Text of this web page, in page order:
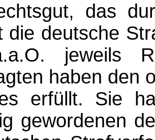
das
die deutsche
jeweils
haben den
erfüllt. Sie
gewordenen